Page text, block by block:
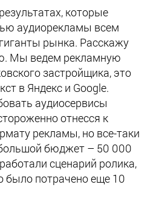
которые
аудиорекламы всем
рынка. Расскажу
Мы ведем рекламную
застройщика, это
в Яндекс и Google.
аудиосервисы
отнесся к
рекламы, но все-таки
бюджет – 50 000
сценарий ролика,
было потрачено еще 10